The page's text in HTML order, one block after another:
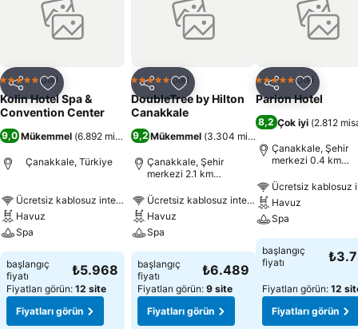
müşterileri diledikleri zaman oda servisi , çamaşırhane servisi, çocuk
bakım sevisi ve diğer servislerden de faydalanabilirler. Otel
içerisinde güzellik merkezi,açık-kapalı yüzme havuzları, televizyon
müşteriler için sigara kullanıma kapalı odalar tahsis edilmektedir.
Ayrıca otel bünyesinde engelli konuklar içinde özel odalar
bulunmaktadır.Kablosuz internet erişimi otelin ortak alanlarında
Paylaş Favorilerime ekle
5 Yıldız Otel
Kolin Hotel Spa &
Convention Center
9,0 Mükemmel (6.892 misafir puanı)
Çanakkale, Türkiye
Ücretsiz kablosuz internet
Havuz
Spa
başlangıç
fiyatı
₺5.968
Fiyatları görün: 12 site
Fiyatları görün
Paylaş Favorilerime ekle
5 Yıldız Otel
DoubleTree by Hilton
Canakkale
9,2Mükemmel (3.304 misafir puanı
Çanakkale, Şehir
merkezi 2.1 km
Ücretsiz kablosuz internet
Havuz
Spa
başlangıç
fiyatı
₺6.489
Fiyatları görün: 9 site
Fiyatları görün
Paylaş
5 Yıldız Otel
Parion Hotel
8,2 Çok iyi (2.812
Çanakkale, Şehir
merkezi 0.4 km
Ücretsiz kablosuz
Havuz
Spa
başlangıç
fiyatı
Fiyatları görün: 12
Fiyatları görün